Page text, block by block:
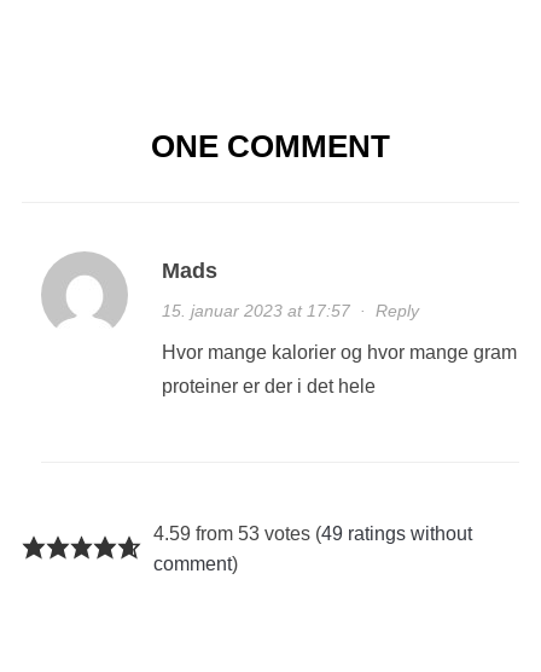
ONE COMMENT
Mads
15. januar 2023 at 17:57· Reply
Hvor mange kalorier og hvor mange gram
proteiner er der i det hele
4.59 from 53 votes (49 ratings without
comment)